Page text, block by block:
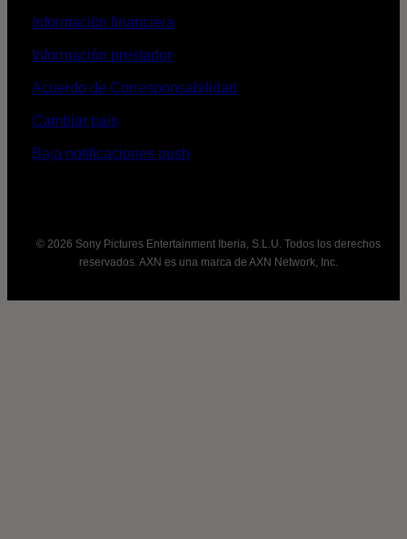
Información financiera
Información prestador
Acuerdo de Corresponsabilidad
Cambiar país
Baja notificaciones push
© 2026 Sony Pictures Entertainment Iberia, S.L.U. Todos los derechos
reservados. AXN es una marca de AXN Network, Inc.